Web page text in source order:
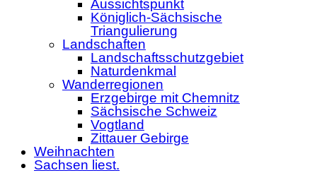
Aussichtspunkt
Königlich-Sächsische
Triangulierung
Landschaften
Landschaftsschutzgebiet
Naturdenkmal
Wanderregionen
Erzgebirge mit Chemnitz
Sächsische Schweiz
Vogtland
Zittauer Gebirge
Weihnachten
Sachsen liest.